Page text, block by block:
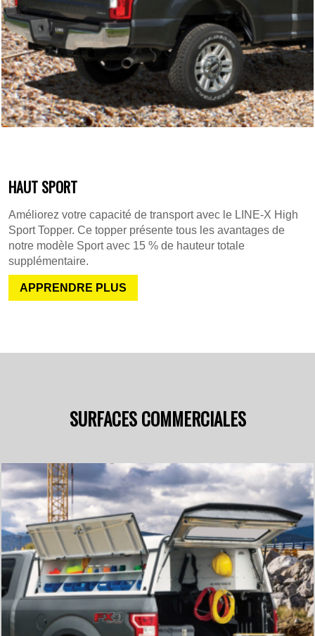
HAUT SPORT
Améliorez votre capacité de transport avec le LINE-X High
Sport Topper. Ce topper présente tous les avantages de
notre modèle Sport avec 15 % de hauteur totale
supplémentaire.
APPRENDRE PLUS
SURFACES COMMERCIALES